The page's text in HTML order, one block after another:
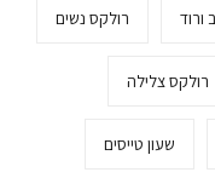
ורוד רולקס נשים
רולקס צלילה
שעון טייסים